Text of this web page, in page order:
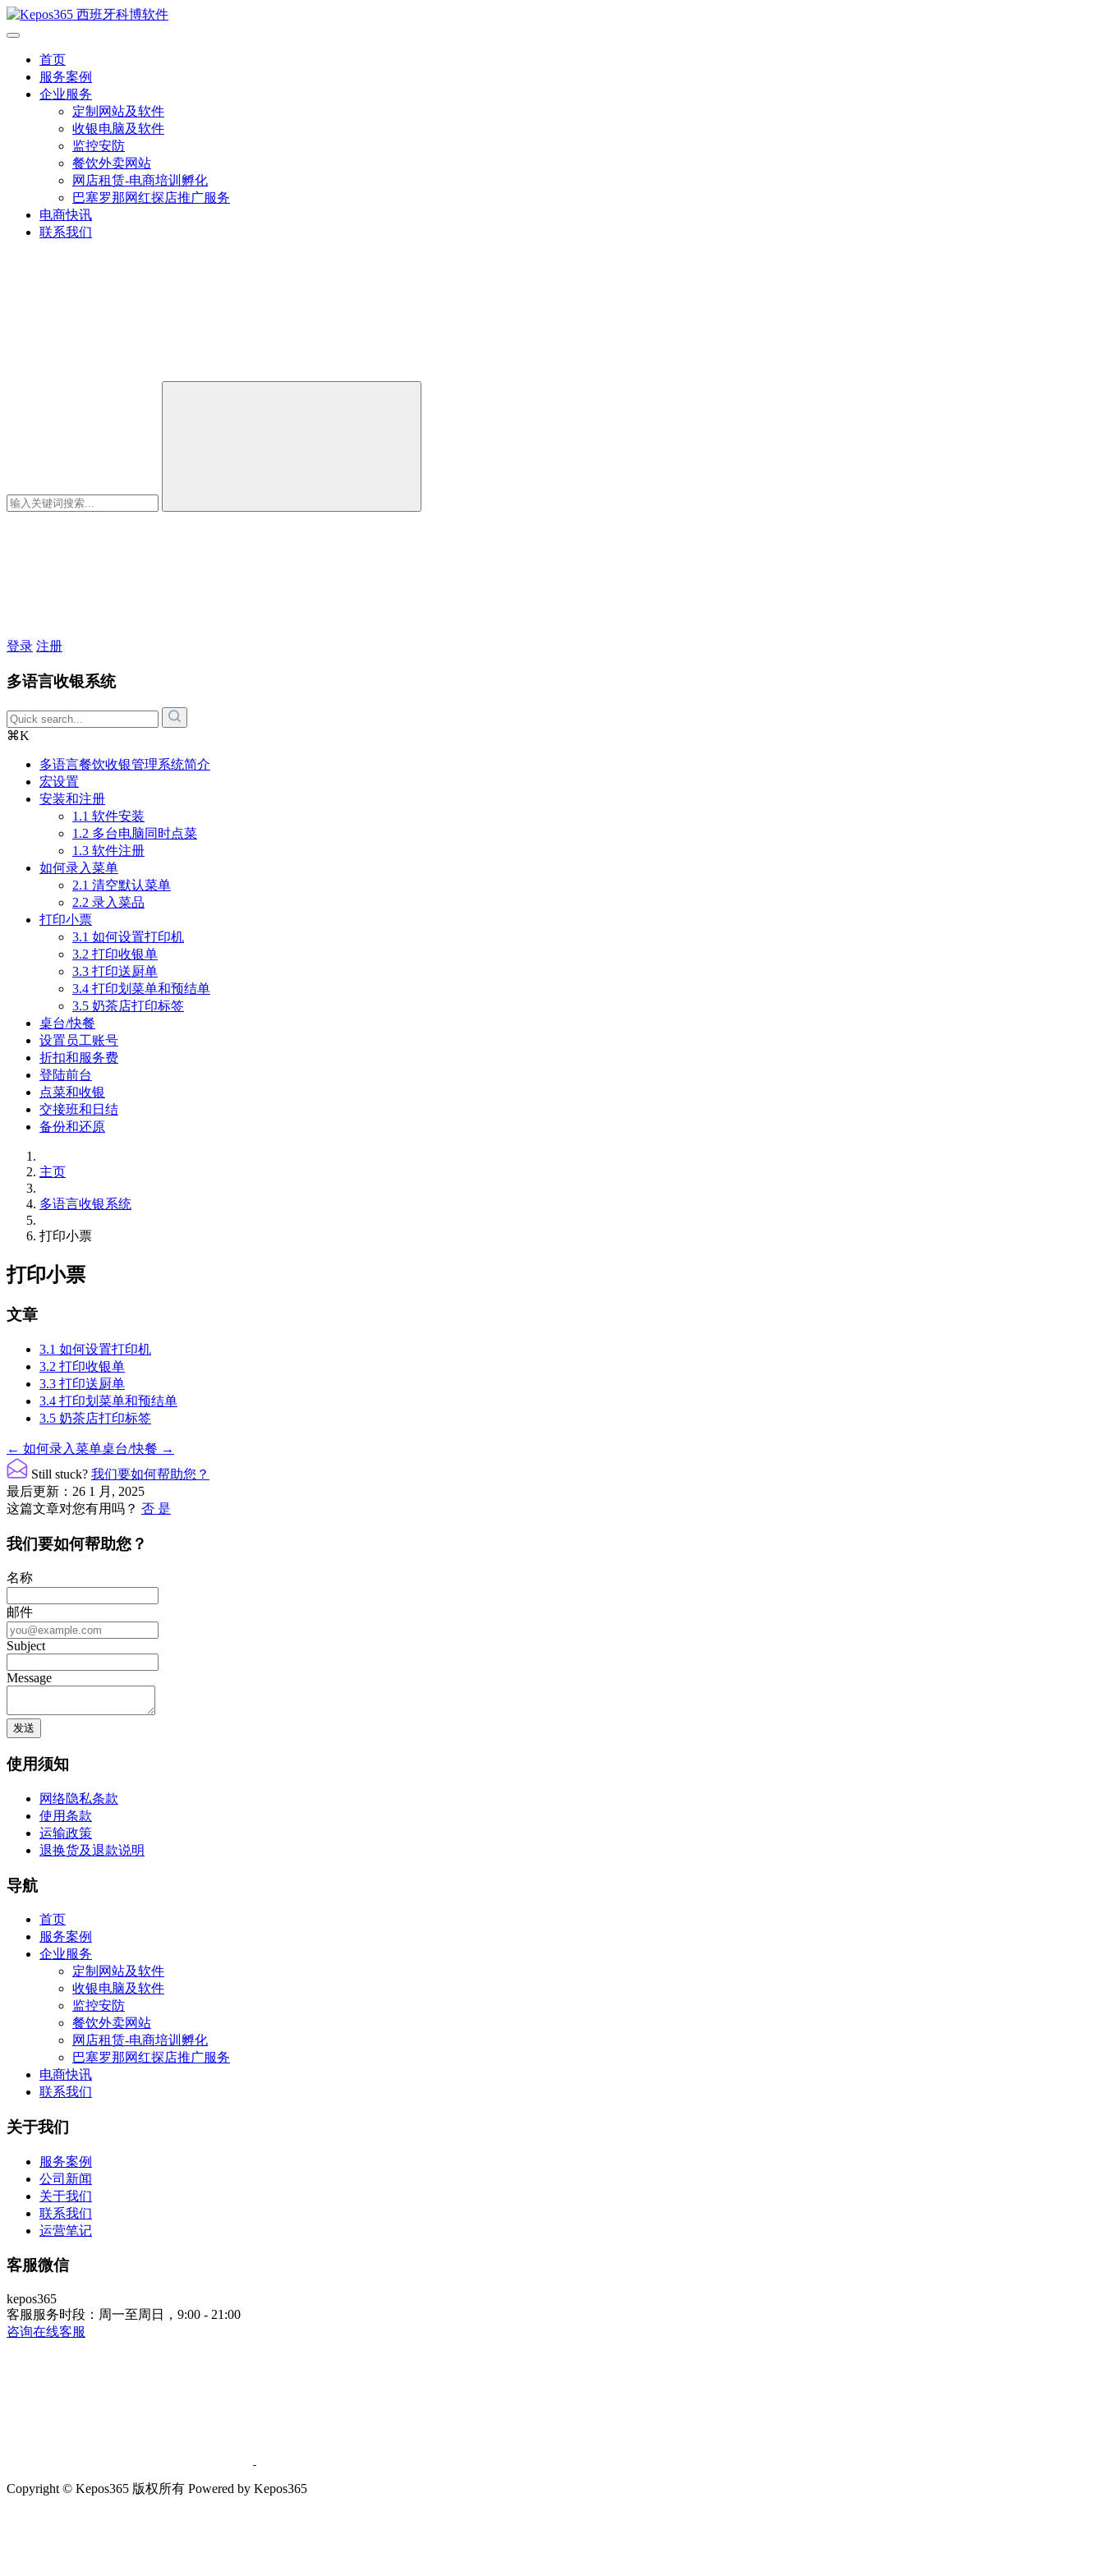
首页
服务案例
企业服务
定制网站及软件
收银电脑及软件
监控安防
餐饮外卖网站
网店租赁-电商培训孵化
巴塞罗那网红探店推广服务
电商快讯
联系我们
登录 注册
多语言收银系统
⌘K
多语言餐饮收银管理系统简介
宏设置
安装和注册
1.1 软件安装
1.2 多台电脑同时点菜
1.3 软件注册
如何录入菜单
2.1 清空默认菜单
2.2 录入菜品
打印小票
3.1 如何设置打印机
3.2 打印收银单
3.3 打印送厨单
3.4 打印划菜单和预结单
3.5 奶茶店打印标签
桌台/快餐
设置员工账号
折扣和服务费
登陆前台
点菜和收银
交接班和日结
备份和还原
主页
多语言收银系统
打印小票
打印小票
文章
3.1 如何设置打印机
3.2 打印收银单
3.3 打印送厨单
3.4 打印划菜单和预结单
3.5 奶茶店打印标签
文
档
导
航
← 如何录入菜单桌台/快餐 →
Still stuck? 我们要如何帮助您？
最后更新：26 1 月, 2025
这篇文章对您有用吗？ 否 是
我们要如何帮助您？
名称
邮件
Subject
Message
使用须知
网络隐私条款
使用条款
运输政策
退换货及退款说明
导航
首页
服务案例
企业服务
定制网站及软件
收银电脑及软件
监控安防
餐饮外卖网站
网店租赁-电商培训孵化
巴塞罗那网红探店推广服务
电商快讯
联系我们
关于我们
服务案例
公司新闻
关于我们
联系我们
运营笔记
客服微信
kepos365
客服服务时段：周一至周日，9:00 - 21:00
咨询在线客服
Copyright © Kepos365 版权所有 Powered by Kepos365